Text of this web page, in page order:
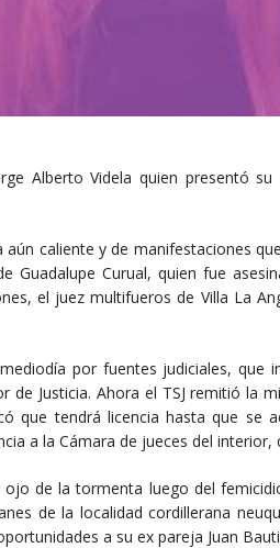
Alberto Videla quien presentó
aún caliente y de manifestaciones
Guadalupe Curual, quien fue
el juez multifueros de Villa La
por fuentes judiciales, que
de Justicia. Ahora el TSJ remitió la
que tendrá licencia hasta que se
a la Cámara de jueces del interior,
de la tormenta luego del
de la localidad cordillerana
a su ex pareja Juan